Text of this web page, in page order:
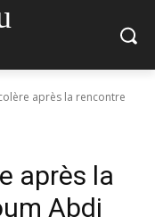
après la rencontre
après la
Abdi